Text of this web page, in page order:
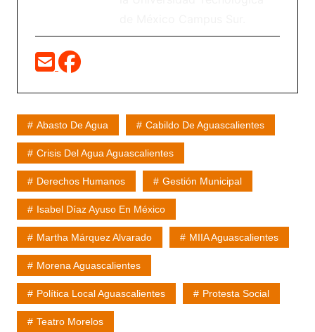
Abasto De Agua Cabildo De Aguascalientes
Crisis Del Agua Aguascalientes
Derechos Humanos Gestión Municipal
Isabel Díaz Ayuso En México
Martha Márquez Alvarado MIIA Aguascalientes
Morena Aguascalientes
Política Local Aguascalientes Protesta Social
Teatro Morelos